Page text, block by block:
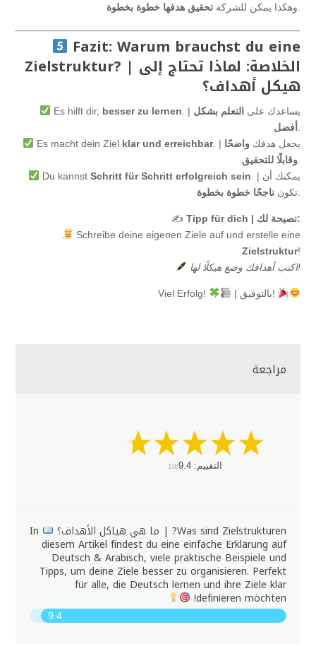
وهكذا يمكن للشركة تحقيق هدفها خطوة بخطوة
Fazit: Warum brauchst du eine
Zielstruktur? | الخلاصة: لماذا تحتاج إلى
هيكل أهداف؟
Es hilft dir, besser zu lernen . | يساعدك على التعلم بشكل
أفضل
Es macht dein Ziel klar und erreichbar . | يجعل هدفك واضحًا
وقابلًا للتحقيق
Du kannst Schritt für Schritt erfolgreich sein . | يمكنك أن
تكون ناجحًا خطوة بخطوة
✍
Tipp für dich | نصيحة لك:
Schreibe deine eigenen Ziele auf und erstelle eine
Zielstruktur!
اكتب أهدافك وضع هيكلًا لها!
Viel Erfolg! | بالتوفيق!
مراجعة
التقييم: 10/9.4
Was sind Zielstrukturen? | ما هي هياكل الأهداف؟ In
diesem Artikel findest du eine einfache Erklärung auf
Deutsch & Arabisch, viele praktische Beispiele und
Tipps, um deine Ziele besser zu organisieren. Perfekt
für alle, die Deutsch lernen und ihre Ziele klar
definieren möchten!
9.4